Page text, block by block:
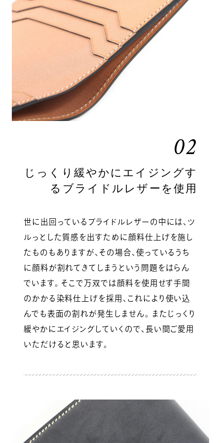
02
じっくり緩やかにエイジングす
るブライドルレザーを使用
世に出回っているブライドルレザーの中には、ツ
ルっとした質感を出すために顔料仕上げを施し
たものもありますが、その場合、使っているうち
に顔料が割れてきてしまうという問題をはらん
でいます。 そこで万双では顔料を使用せず手間
のかかる染料仕上げを採用、これにより使い込
んでも表面の割れが発生しません。 またじっくり
緩やかにエイジングしていくので、長い間ご愛用
いただけると思います。